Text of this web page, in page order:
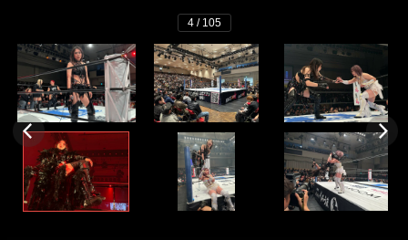
4 / 105